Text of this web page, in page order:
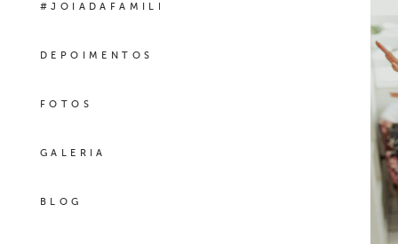
#JOIADAFAMILIA
DEPOIMENTOS
FOTOS
GALERIA
BLOG